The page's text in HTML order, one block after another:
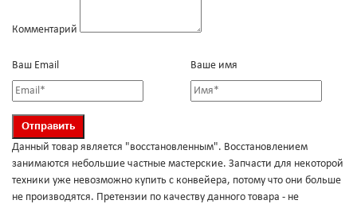
Комментарий
Ваш Email Ваше имя
Данный товар является "восстановленным". Восстановлением
занимаются небольшие частные мастерские. Запчасти для некоторой
техники уже невозможно купить с конвейера, потому что они больше
не производятся. Претензии по качеству данного товара - не